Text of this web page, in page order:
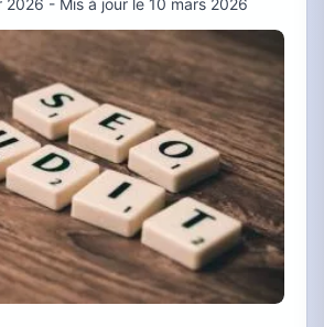
2026 - Mis à jour le 10 mars 2026